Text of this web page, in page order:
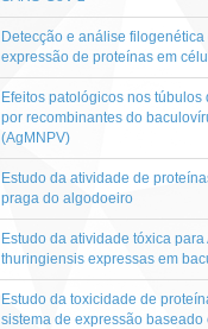
Detecção e análise
expressão de proteínas em
Efeitos patológicos nos
por recombinantes do
(AgMNPV)
Estudo da atividade de
praga do algodoeiro
Estudo da atividade tóxica
thuringiensis expressas em
Estudo da toxicidade de
sistema de expressão